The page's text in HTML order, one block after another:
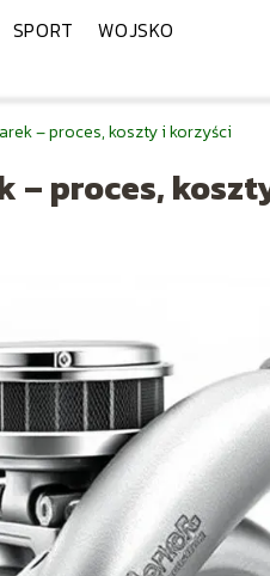
SPORT WOJSKO
– proces, koszty i korzyści
– proces,